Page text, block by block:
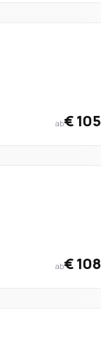
ab€ 105
ab€ 108